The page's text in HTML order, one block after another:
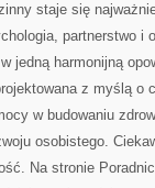
staje się
partnerstwo i
jedną harmonijną
z myślą o
w budowaniu
osobistego.
Na stronie